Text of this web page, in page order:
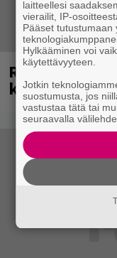
Rushin Neail
kuussa
laitteellesi
vierailit, IP-
Pääset tutustumaan
Hylkääminen voi
käytettävyyteen.
Jotkin
suostumusta, jos
vastustaa tätä tai
seuraavalla